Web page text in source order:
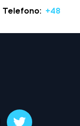
Telefono: +48